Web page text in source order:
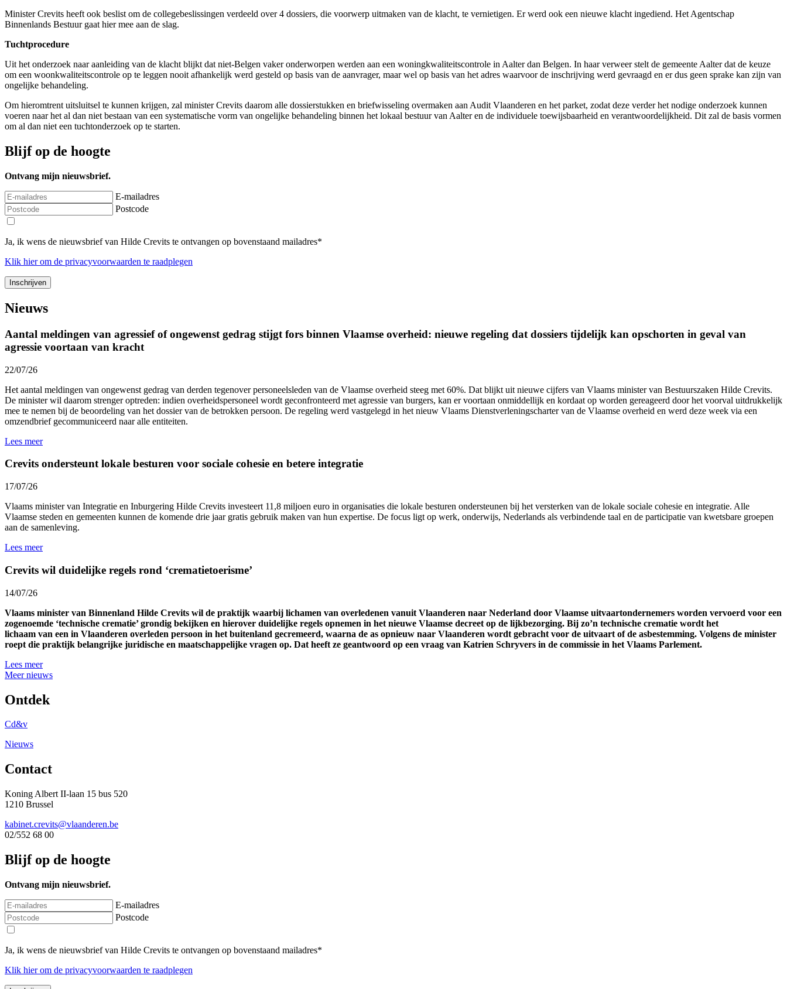
Minister Crevits heeft ook beslist om de collegebeslissingen verdeeld over 4 dossiers, die voorwerp uitmaken van de klacht, te vernietigen. Er werd ook een nieuwe klacht ingediend. Het Agentschap
Binnenlands Bestuur gaat hier mee aan de slag.
Tuchtprocedure
Uit het onderzoek naar aanleiding van de klacht blijkt dat niet-Belgen vaker onderworpen werden aan een woningkwaliteitscontrole in Aalter dan Belgen. In haar verweer stelt de gemeente Aalter dat de keuze
om een woonkwaliteitscontrole op te leggen nooit afhankelijk werd gesteld op basis van de aanvrager, maar wel op basis van het adres waarvoor de inschrijving werd gevraagd en er dus geen sprake kan zijn van
ongelijke behandeling.
Om hieromtrent uitsluitsel te kunnen krijgen, zal minister Crevits daarom alle dossierstukken en briefwisseling overmaken aan Audit Vlaanderen en het parket, zodat deze verder het nodige onderzoek kunnen
voeren naar het al dan niet bestaan van een systematische vorm van ongelijke behandeling binnen het lokaal bestuur van Aalter en de individuele toewijsbaarheid en verantwoordelijkheid. Dit zal de basis vormen
om al dan niet een tuchtonderzoek op te starten.
Blijf op de hoogte
Ontvang mijn nieuwsbrief.
E-mailadres
Postcode
Ja, ik wens de nieuwsbrief van Hilde Crevits te ontvangen op bovenstaand mailadres*
Klik hierom de privacyvoorwaarden te raadplegen
Nieuws
Aantal meldingen van agressief of ongewenst gedrag stijgt fors binnen Vlaamse overheid: nieuwe regeling dat dossiers tijdelijk kan opschorten in geval van
agressie voortaan van kracht
22/07/26
Het aantal meldingen van ongewenst gedrag van derden tegenover personeelsleden van de Vlaamse overheid steeg met 60%. Dat blijkt uit nieuwe cijfers van Vlaams minister van Bestuurszaken Hilde Crevits.
De minister wil daarom strenger optreden: indien overheidspersoneel wordt geconfronteerd met agressie van burgers, kan er voortaan onmiddellijk en kordaat op worden gereageerd door het voorval uitdrukkelijk
mee te nemen bij de beoordeling van het dossier van de betrokken persoon. De regeling werd vastgelegd in het nieuw Vlaams Dienstverleningscharter van de Vlaamse overheid en werd deze week via een
omzendbrief gecommuniceerd naar alle entiteiten.
Lees meer
Crevits ondersteunt lokale besturen voor sociale cohesie en betere integratie
17/07/26
Vlaams minister van Integratie en Inburgering Hilde Crevits investeert 11,8 miljoen euro in organisaties die lokale besturen ondersteunen bij het versterken van de lokale sociale cohesie en integratie. Alle
Vlaamse steden en gemeenten kunnen de komende drie jaar gratis gebruik maken van hun expertise. De focus ligt op werk, onderwijs, Nederlands als verbindende taal en de participatie van kwetsbare groepen
aan de samenleving.
Lees meer
Crevits wil duidelijke regels rond ‘crematietoerisme’
14/07/26
Vlaams minister van Binnenland Hilde Crevits wil de praktijk waarbij lichamen van overledenen vanuit Vlaanderen naar Nederland door Vlaamse uitvaartondernemers worden vervoerd voor een
zogenoemde ‘technische crematie’ grondig bekijken en hierover duidelijke regels opnemen in het nieuwe Vlaamse decreet op de lijkbezorging. Bij zo’n technische crematie wordt het
lichaam van een in Vlaanderen overleden persoon in het buitenland gecremeerd, waarna de as opnieuw naar Vlaanderen wordt gebracht voor de uitvaart of de asbestemming. Volgens de minister
roept die praktijk belangrijke juridische en maatschappelijke vragen op. Dat heeft ze geantwoord op een vraag van Katrien Schryvers in de commissie in het Vlaams Parlement.
Lees meer
Meer nieuws
Ontdek
Cd&v
Nieuws
Contact
Koning Albert II-laan 15 bus 520
1210 Brussel
kabinet.crevits@vlaanderen.be
02/552 68 00
Blijf op de hoogte
Ontvang mijn nieuwsbrief.
E-mailadres
Postcode
Ja, ik wens de nieuwsbrief van Hilde Crevits te ontvangen op bovenstaand mailadres*
Klik hierom de privacyvoorwaarden te raadplegen